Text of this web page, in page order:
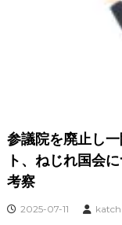
参議院を廃止し
ト、ねじれ国会
考察
2025-07-11